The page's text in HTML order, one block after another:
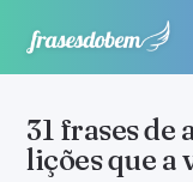
31 frases de
lições que a